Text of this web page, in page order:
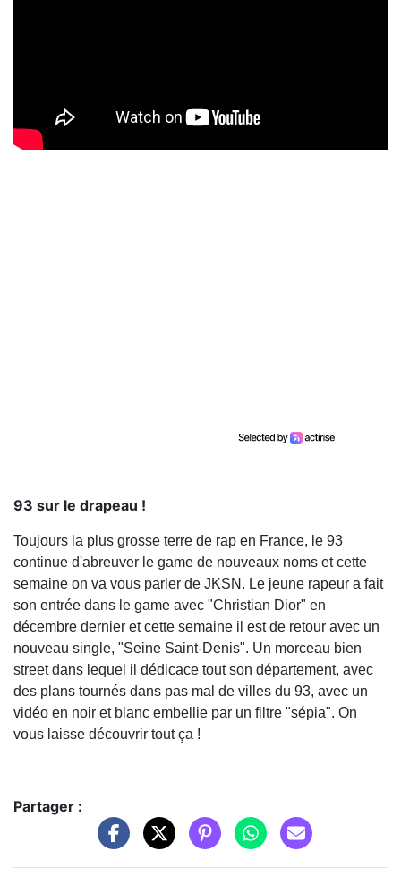
93 sur le drapeau !
Toujours la plus grosse terre de rap en France, le 93
continue d'abreuver le game de nouveaux noms et cette
semaine on va vous parler de JKSN. Le jeune rapeur a fait
son entrée dans le game avec "Christian Dior" en
décembre dernier et cette semaine il est de retour avec un
nouveau single, "Seine Saint-Denis". Un morceau bien
street dans lequel il dédicace tout son département, avec
des plans tournés dans pas mal de villes du 93, avec un
vidéo en noir et blanc embellie par un filtre "sépia". On
vous laisse découvrir tout ça !
Partager :